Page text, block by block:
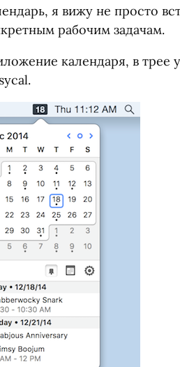
я вижу не просто
рабочим задачам.
календаря, в трее